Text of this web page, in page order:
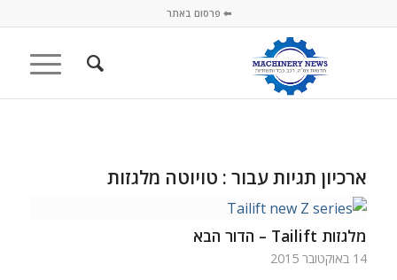
⬅ פרסום באתר
ארכיון תגיות עבור : טויוטה מלגזות
מלגזות Tailift – הדור הבא
14 באוקטובר 2015